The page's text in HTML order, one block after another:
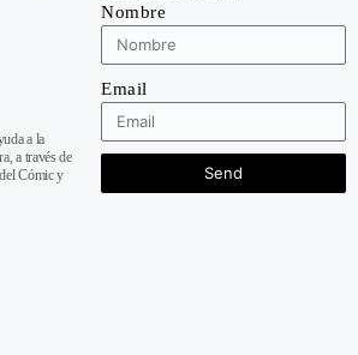
a la
a través de
Cómic y
Nombre
Email
Send